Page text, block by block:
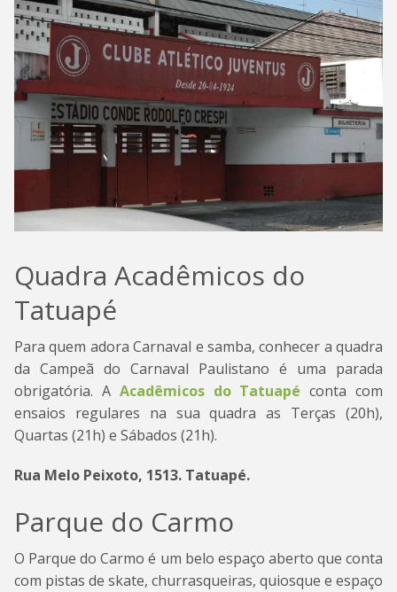
Quadra Acadêmicos do
Tatuapé
Para quem adora Carnaval e samba, conhecer a quadra
da Campeã do Carnaval Paulistano é uma parada
obrigatória. A Acadêmicos do Tatuapé conta com
ensaios regulares na sua quadra as Terças (20h),
Quartas (21h) e Sábados (21h).
Rua Melo Peixoto, 1513. Tatuapé.
Parque do Carmo
O Parque do Carmo é um belo espaço aberto que conta
com pistas de skate, churrasqueiras, quiosque e espaço